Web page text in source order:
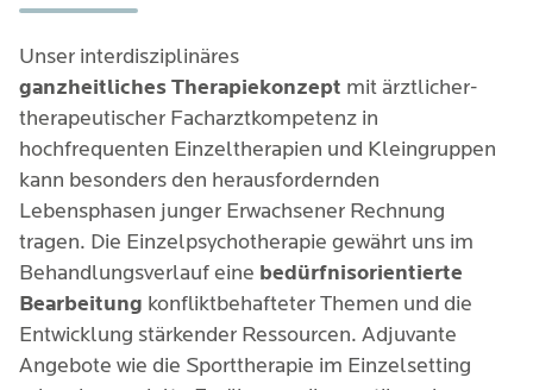
Unser interdisziplinäres
ganzheitliches Therapiekonzept mit ärztlicher-
therapeutischer Facharztkompetenz in
hochfrequenten Einzeltherapien und Kleingruppen
kann besonders den herausfordernden
Lebensphasen junger Erwachsener Rechnung
tragen. Die Einzelpsychotherapie gewährt uns im
Behandlungsverlauf eine bedürfnisorientierte
Bearbeitung konfliktbehafteter Themen und die
Entwicklung stärkender Ressourcen. Adjuvante
Angebote wie die Sporttherapie im Einzelsetting